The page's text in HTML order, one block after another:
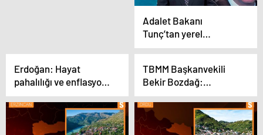
Adalet Bakanı
Tunç’tan yerel
yönetimlerin Ankara ile
Erdoğan: Hayat
pahalılığı ve enflasyon
sorunlarını çözecek
olan yine biziz
TBMM Başkanvekili
Bekir Bozdağ:
Türkiye’nin istikrarını
bozmak için Erdoğan’ı
durdurmaktan geçiyor